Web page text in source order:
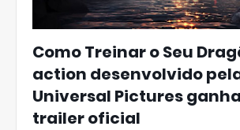
Como Treinar o Seu
action desenvolvido
Universal Pictures
trailer oficial